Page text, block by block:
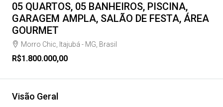
05 QUARTOS, 05 BANHEIROS, PISCINA,
GARAGEM AMPLA, SALÃO DE FESTA, ÁREA
GOURMET
Morro Chic, Itajubá - MG, Brasil
R$1.800.000,00
Visão Geral